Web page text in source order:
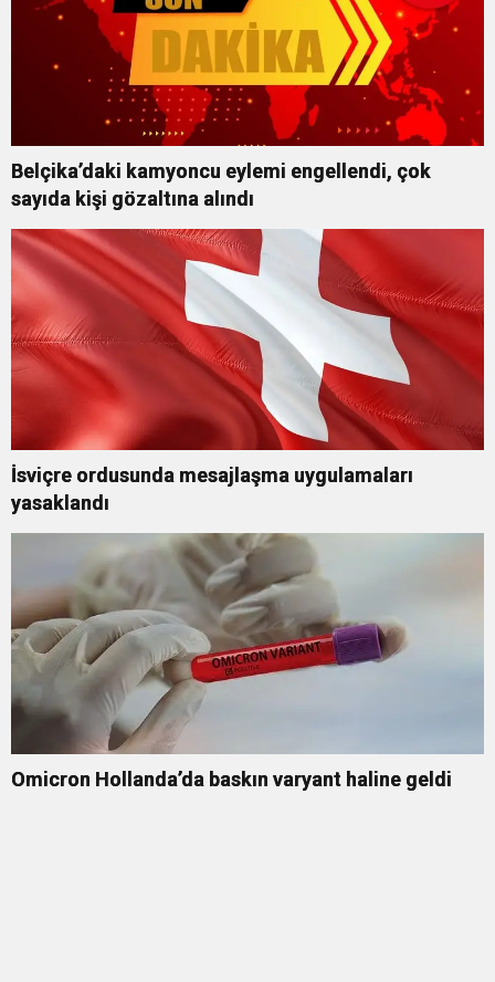
Belçika’daki kamyoncu eylemi engellendi, çok
sayıda kişi gözaltına alındı
İsviçre ordusunda mesajlaşma uygulamaları
yasaklandı
Omicron Hollanda’da baskın varyant haline geldi